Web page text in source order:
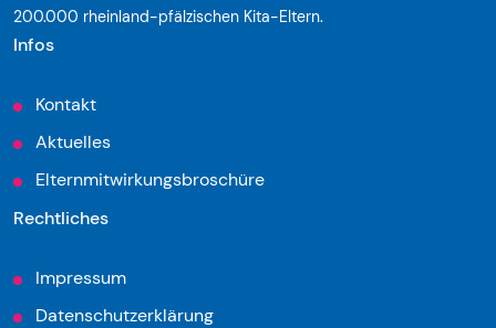
200.000 rheinland-pfälzischen Kita-Eltern.
Infos
Kontakt
Aktuelles
Elternmitwirkungsbroschüre
Rechtliches
Impressum
Datenschutzerklärung